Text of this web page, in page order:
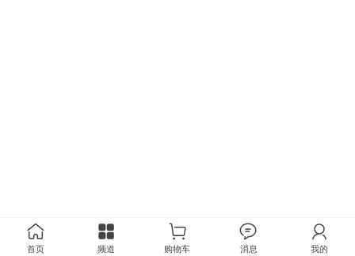
首页 频道 购物车 消息 我的